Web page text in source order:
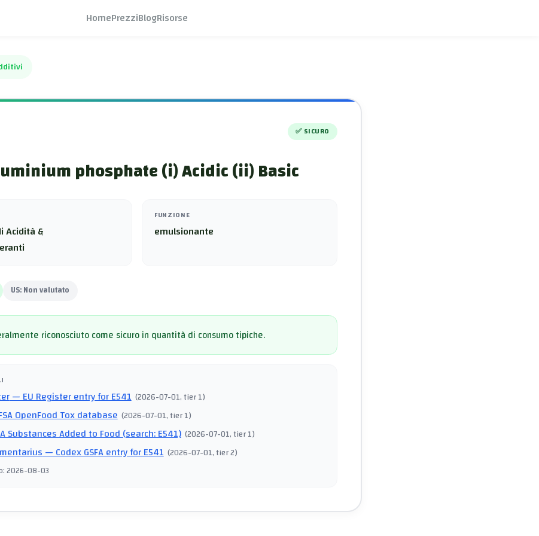
HomePrezziBlogRisorse
✅ SICURO
phosphate (i) Acidic (ii) Basic
Acidità &
FUNZIONE
emulsionante
US:Non valutato
riconosciuto come sicuro in quantità di consumo tipiche.
— EU Register entry for E541 (2026-07-01, tier 1)
OpenFood Tox database (2026-07-01, tier 1)
Substances Added to Food (search: E541) (2026-07-01, tier 1)
— Codex GSFA entry for E541 (2026-07-01, tier 2)
:2026-08-03